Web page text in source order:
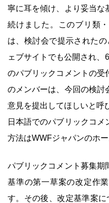
寧に耳を傾け、より妥当な
続けました。このブリ類
は、検討会で提示された
ェブサイトでも公開され、
のパブリックコメントの受
のメンバーは、今回の検討
意見を提出してほしいと呼
日本語でのパブリックコ
方法はWWFジャパンのホ
パブリックコメント募集期
基準の第一草案の改定作
す。その後、改定基準案